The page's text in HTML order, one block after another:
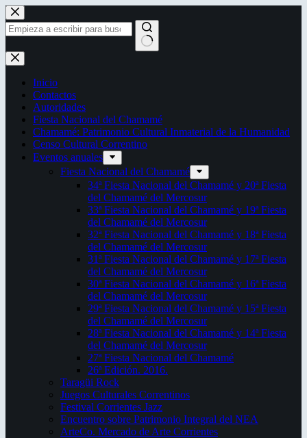
Saltar
al
contenido
Sin
resultados
Inicio
Contactos
Autoridades
Fiesta Nacional del Chamamé
Chamamé: Patrimonio Cultural Inmaterial de la Humanidad
Censo Cultural Correntino
Eventos anuales
Fiesta Nacional del Chamamé
34ª Fiesta Nacional del Chamamé y 20ª Fiesta
del Chamamé del Mercosur
33ª Fiesta Nacional del Chamamé y 19ª Fiesta
del Chamamé del Mercosur
32ª Fiesta Nacional del Chamamé y 18ª Fiesta
del Chamamé del Mercosur
31ª Fiesta Nacional del Chamamé y 17ª Fiesta
del Chamamé del Mercosur
30ª Fiesta Nacional del Chamamé y 16ª Fiesta
del Chamamé del Mercosur
29ª Fiesta Nacional del Chamamé y 15ª Fiesta
del Chamamé del Mercosur
28ª Fiesta Nacional del Chamamé y 14ª Fiesta
del Chamamé del Mercosur
27ª Fiesta Nacional del Chamamé
26ª Edición. 2016.
Taragüi Rock
Juegos Culturales Correntinos
Festival Corrientes Jazz
Encuentro sobre Patrimonio Integral del NEA
ArteCo. Mercado de Arte Corrientes